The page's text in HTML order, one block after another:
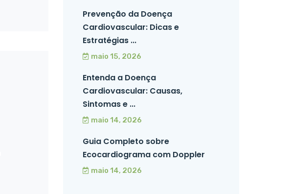
Prevenção da Doença
Cardiovascular: Dicas e
Estratégias ...
maio 15, 2026
Entenda a Doença
Cardiovascular: Causas,
Sintomas e ...
maio 14, 2026
Guia Completo sobre
Ecocardiograma com Doppler
maio 14, 2026